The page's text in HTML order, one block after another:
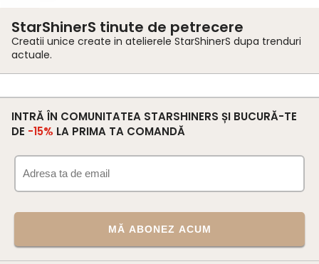
StarShinerS tinute de petrecere
Creatii unice create in atelierele StarShinerS dupa trenduri
actuale.
INTRĂ ÎN COMUNITATEA STARSHINERS ȘI BUCURĂ-TE
DE -15% LA PRIMA TA COMANDĂ
MĂ ABONEZ ACUM